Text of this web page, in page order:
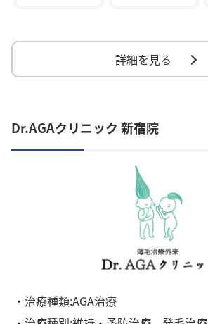
詳細を見る
Dr.AGAクリニック 新宿院
・治療種類:AGA治療